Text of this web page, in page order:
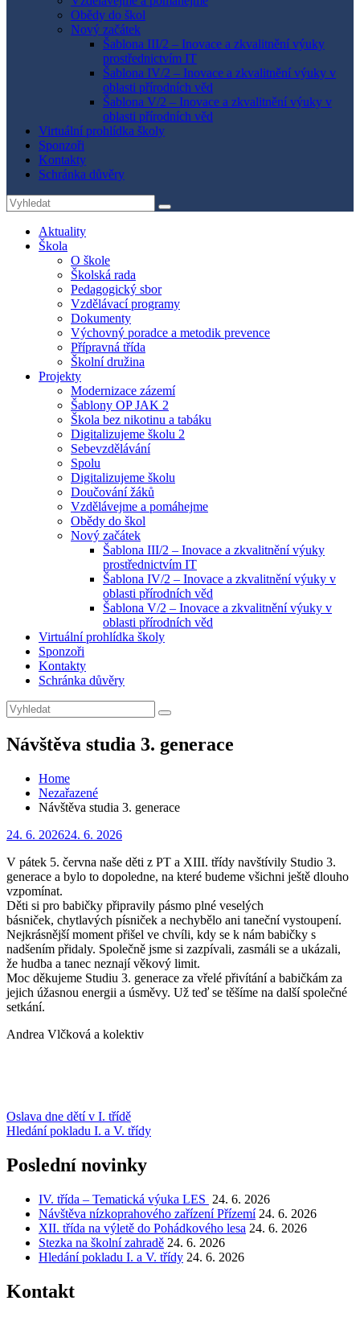
Obědy do škol
Nový začátek
Šablona III/2 – Inovace a zkvalitnění výuky
prostřednictvím IT
Šablona IV/2 – Inovace a zkvalitnění výuky v
oblasti přírodních věd
Šablona V/2 – Inovace a zkvalitnění výuky v
oblasti přírodních věd
Virtuální prohlídka školy
Sponzoři
Kontakty
Schránka důvěry
Search
for:
Search
Aktuality
Škola
O škole
Školská rada
Pedagogický sbor
Vzdělávací programy
Dokumenty
Výchovný poradce a metodik prevence
Přípravná třída
Školní družina
Projekty
Modernizace zázemí
Šablony OP JAK 2
Škola bez nikotinu a tabáku
Digitalizujeme školu 2
Sebevzdělávání
Spolu
Digitalizujeme školu
Doučování žáků
Vzdělávejme a pomáhejme
Obědy do škol
Nový začátek
Šablona III/2 – Inovace a zkvalitnění výuky
prostřednictvím IT
Šablona IV/2 – Inovace a zkvalitnění výuky v
oblasti přírodních věd
Šablona V/2 – Inovace a zkvalitnění výuky v
oblasti přírodních věd
Virtuální prohlídka školy
Sponzoři
Kontakty
Schránka důvěry
Search
for:
Search
Návštěva studia 3. generace
Home
Nezařazené
Návštěva studia 3. generace
Posted
24. 6. 202624. 6. 2026
V pátek 5. června naše děti z PT a XIII. třídy navštívily Studio 3.
generace a bylo to dopoledne, na které budeme všichni ještě dlouho
vzpomínat.
Děti si pro babičky připravily pásmo plné veselých
básniček, chytlavých písniček a nechybělo ani taneční vystoupení.
Nejkrásnější moment přišel ve chvíli, kdy se k nám babičky s
nadšením přidaly. Společně jsme si zazpívali, zasmáli se a ukázali,
že hudba a tanec neznají věkový limit.
Moc děkujeme Studiu 3. generace za vřelé přivítání a babičkám za
jejich úžasnou energii a úsměvy. Už teď se těšíme na další společné
setkání.
Andrea Vlčková a kolektiv
Navigace
pro
příspěvek
Oslava dne dětí v I. třídě
Hledání pokladu I. a V. třídy
Poslední novinky
IV. třída – Tematická výuka LES 24. 6. 2026
Návštěva nízkoprahového zařízení Přízemí 24. 6. 2026
XII. třída na výletě do Pohádkového lesa 24. 6. 2026
Stezka na školní zahradě 24. 6. 2026
Hledání pokladu I. a V. třídy 24. 6. 2026
Kontakt